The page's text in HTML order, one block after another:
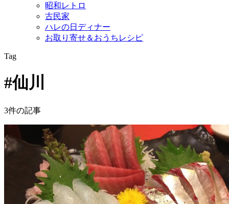
昭和レトロ
古民家
ハレの日ディナー
お取り寄せ＆おうちレシピ
Tag
#仙川
3件の記事